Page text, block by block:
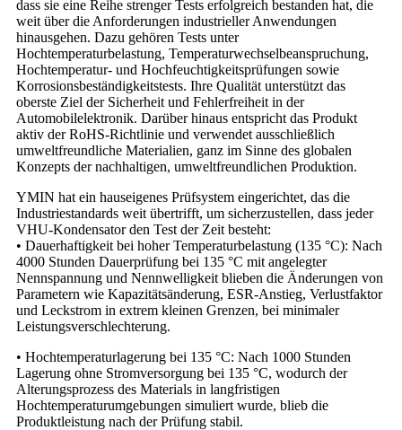
dass sie eine Reihe strenger Tests erfolgreich bestanden hat, die
weit über die Anforderungen industrieller Anwendungen
hinausgehen. Dazu gehören Tests unter
Hochtemperaturbelastung, Temperaturwechselbeanspruchung,
Hochtemperatur- und Hochfeuchtigkeitsprüfungen sowie
Korrosionsbeständigkeitstests. Ihre Qualität unterstützt das
oberste Ziel der Sicherheit und Fehlerfreiheit in der
Automobilelektronik. Darüber hinaus entspricht das Produkt
aktiv der RoHS-Richtlinie und verwendet ausschließlich
umweltfreundliche Materialien, ganz im Sinne des globalen
Konzepts der nachhaltigen, umweltfreundlichen Produktion.
YMIN hat ein hauseigenes Prüfsystem eingerichtet, das die
Industriestandards weit übertrifft, um sicherzustellen, dass jeder
VHU-Kondensator den Test der Zeit besteht:
• Dauerhaftigkeit bei hoher Temperaturbelastung (135 °C): Nach
4000 Stunden Dauerprüfung bei 135 °C mit angelegter
Nennspannung und Nennwelligkeit blieben die Änderungen von
Parametern wie Kapazitätsänderung, ESR-Anstieg, Verlustfaktor
und Leckstrom in extrem kleinen Grenzen, bei minimaler
Leistungsverschlechterung.
• Hochtemperaturlagerung bei 135 °C: Nach 1000 Stunden
Lagerung ohne Stromversorgung bei 135 °C, wodurch der
Alterungsprozess des Materials in langfristigen
Hochtemperaturumgebungen simuliert wurde, blieb die
Produktleistung nach der Prüfung stabil.